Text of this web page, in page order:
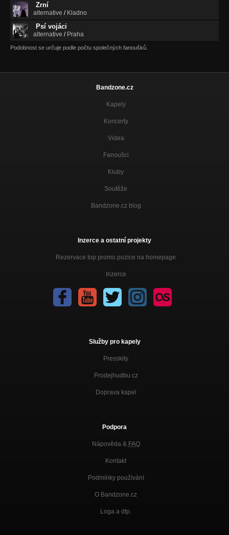
Zrní
alternative / Kladno
Psí vojáci
alternative / Praha
Podobnost se určuje podle počtu společných fanoušků.
Bandzone.cz
Kapely
Koncerty
Videa
Fanoušci
Kluby
Soutěže
Bandzone.cz blog
Inzerce a ostatní projekty
Rezervace top promo pozice na homepage
Inzerce
Služby pro kapely
Presskity
Prodejhudbu.cz
Doprava kapel
Podpora
Nápověda & FAQ
Kontakt
Podmínky používání
O Bandzone.cz
Loga a dtp.